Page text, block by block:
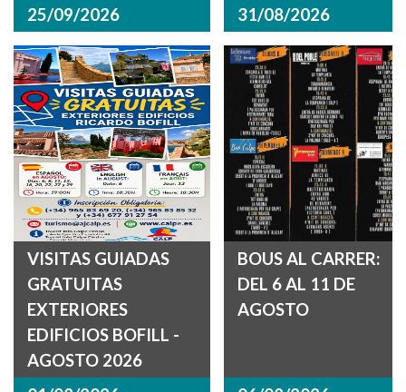
25/09/2026
31/08/2026
VISITAS GUIADAS
GRATUITAS
EXTERIORES
EDIFICIOS BOFILL -
AGOSTO 2026
BOUS AL CARRER:
DEL 6 AL 11 DE
AGOSTO